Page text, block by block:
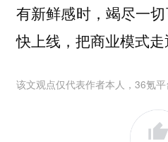
有新鲜感时，竭尽一
快上线，把商业模式走
该文观点仅代表作者本人，36氪平